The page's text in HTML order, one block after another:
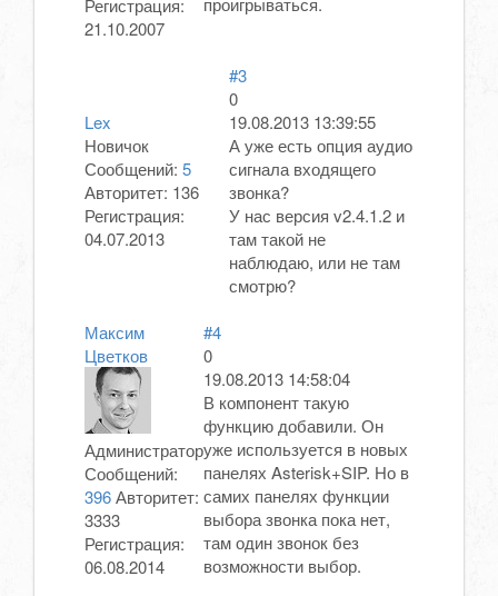
Регистрация:
21.10.2007
Lex
Новичок
Сообщений: 5
Авторитет: 136
Регистрация:
04.07.2013
#3
0
19.08.2013 13:39:55
А уже есть опция аудио
сигнала входящего
звонка?
У нас версия v2.4.1.2 и
там такой не
наблюдаю, или не там
смотрю?
Максим
Цветков
Администратор
Сообщений:
396Авторитет:
3333
Регистрация:
06.08.2014
#4
0
19.08.2013 14:58:04
В компонент такую
функцию добавили. Он
уже используется в новых
панелях Asterisk+SIP. Но в
самих панелях функции
выбора звонка пока нет,
там один звонок без
возможности выбор.